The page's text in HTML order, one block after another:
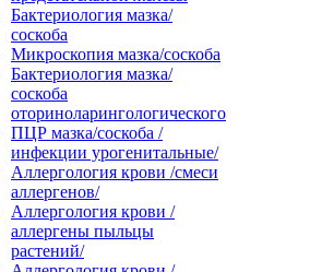
Бактериология мазка/
соскоба
Микроскопия мазка/соскоба
Бактериология мазка/
соскоба
оториноларингологического
ПЦР мазка/соскоба /
инфекции урогенитальные/
Аллергология крови /смеси
аллергенов/
Аллергология крови /
аллергены пыльцы
растений/